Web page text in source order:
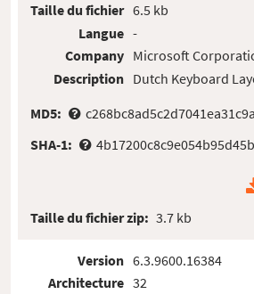
Taille du fichier
Langue
Company
Description
6.5 kb
-
Microsoft
Dutch Keyboard
MD5:
SHA-1:
Taille du fichier zip: 3.7 kb
Version
Architecture
6.3.9600.16384
32